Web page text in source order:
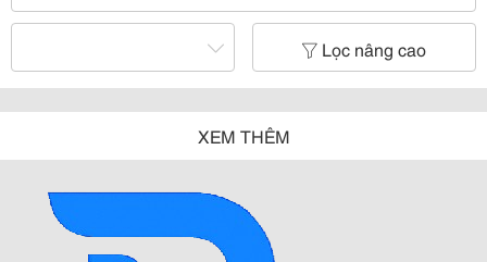
Lọc nâng cao
XEM THÊM